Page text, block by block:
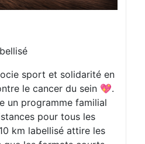
sport et solidarité en
le cancer du sein 💖.
un programme familial
pour tous les
km labellisé attire les